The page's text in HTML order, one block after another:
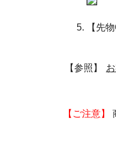
【先
【参照】
【ご注意】